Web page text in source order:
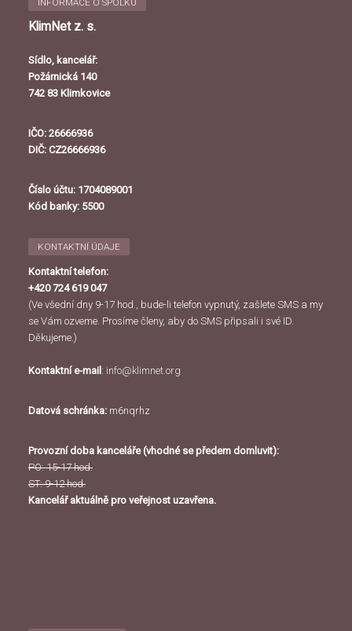
INFORMACE O SPOLKU
KlimNet z. s.
Sídlo, kancelář:
Požárnická 140
742 83 Klimkovice
IČO: 26666936
DIČ: CZ26666936
Číslo účtu: 1704089001
Kód banky: 5500
KONTAKTNÍ ÚDAJE
Kontaktní telefon:
+420 724 619 047
(Ve všední dny 9-17 hod., bude-li telefon vypnutý, zašlete SMS a my
se Vám ozveme. Prosíme členy, aby do SMS připsali i své ID.
Děkujeme.)
Kontaktní e-mail : info@klimnet.org
Datová schránka: m6nqrhz
Provozní doba kanceláře (vhodné se předem domluvit):
PO: 15-17 hod.
ST: 9-12 hod.
Kancelář aktuálně pro veřejnost uzavřena.